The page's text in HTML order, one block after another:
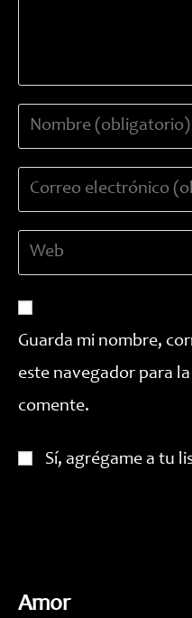
usuario
para
de
para
comentar
(opcional)
Guarda mi nombre,
este navegador para
comente.
Sí, agrégame a tu
Amor